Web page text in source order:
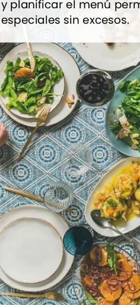
y planificar el menú
especiales sin excesos.
temporada como
acelgas, espinacas….
están en su mejor
en nuestras tiendas a los
Y si tienes que elegir,
de marca EROSKI, que te
que se adaptan a todos
además, tienen el
sabrás que estás
económica.
Tras estos primeros
organizar bien los
a recetas que se pueden
ayuda a vivir
calma
a cuidar el